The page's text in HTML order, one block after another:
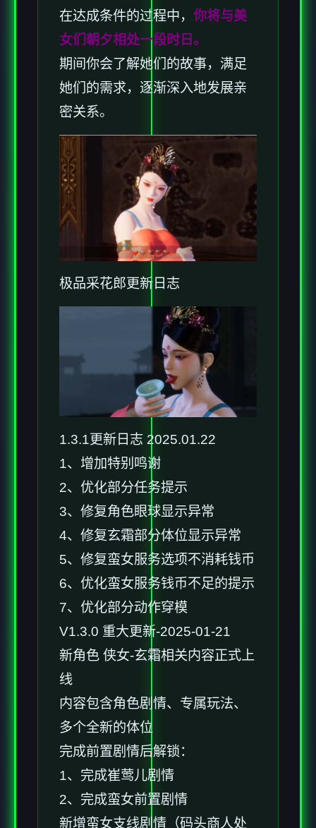
在达成条件的过程中， 你将与美
女们朝夕相处一段时日。
期间你会了解她们的故事，满足
她们的需求，逐渐深入地发展亲
密关系。
极品采花郎更新日志
1.3.1更新日志 2025.01.22
1、增加特别鸣谢
2、优化部分任务提示
3、修复角色眼球显示异常
4、修复玄霜部分体位显示异常
5、修复蛮女服务选项不消耗钱币
6、优化蛮女服务钱币不足的提示
7、优化部分动作穿模
V1.3.0 重大更新-2025-01-21
新角色 侠女-玄霜相关内容正式上
线
内容包含角色剧情、专属玩法、
多个全新的体位
完成前置剧情后解锁：
1、完成崔莺儿剧情
2、完成蛮女前置剧情
新增蛮女支线剧情（码头商人处